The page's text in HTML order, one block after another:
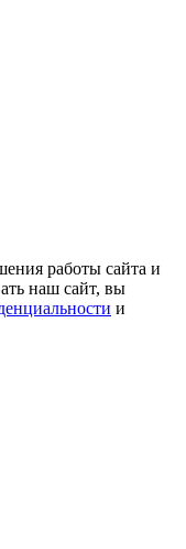
работы сайта и
наш сайт, вы
и